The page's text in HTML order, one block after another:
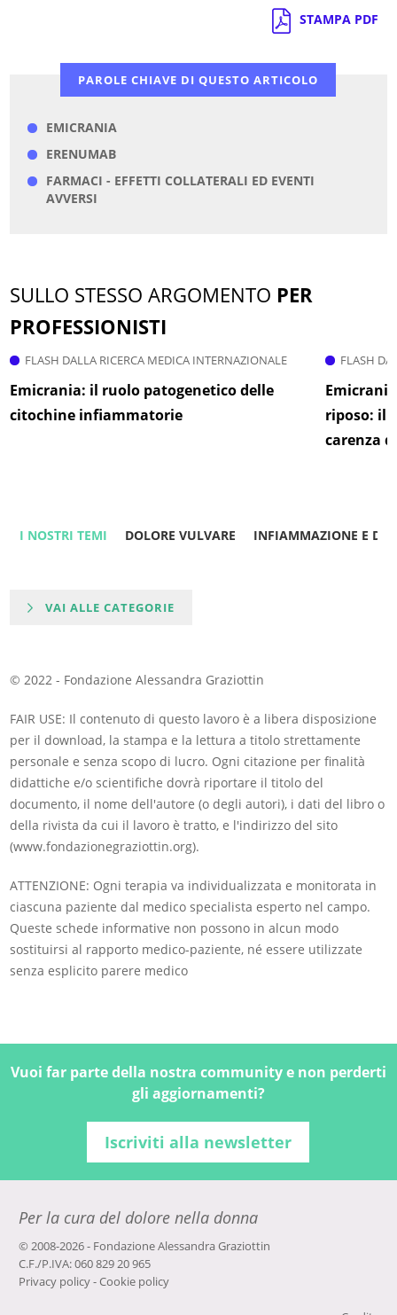
STAMPA PDF
PAROLE CHIAVE DI QUESTO ARTICOLO
EMICRANIA
ERENUMAB
FARMACI - EFFETTI COLLATERALI ED EVENTI
AVVERSI
SULLO STESSO ARGOMENTO PER
PROFESSIONISTI
FLASH DALLA RICERCA MEDICA INTERNAZIONALE
Emicrania: il ruolo patogenetico delle
citochine infiammatorie
FLASH
riposo: il
carenza
I NOSTRI TEMI DOLORE VULVARE INFIAMMAZIONE E
VAI ALLE CATEGORIE
© 2022 - Fondazione Alessandra Graziottin
FAIR USE: Il contenuto di questo lavoro è a libera disposizione
per il download, la stampa e la lettura a titolo strettamente
personale e senza scopo di lucro. Ogni citazione per finalità
didattiche e/o scientifiche dovrà riportare il titolo del
documento, il nome dell'autore (o degli autori), i dati del libro o
della rivista da cui il lavoro è tratto, e l'indirizzo del sito
(www.fondazionegraziottin.org).
ATTENZIONE: Ogni terapia va individualizzata e monitorata in
ciascuna paziente dal medico specialista esperto nel campo.
Queste schede informative non possono in alcun modo
sostituirsi al rapporto medico-paziente, né essere utilizzate
senza esplicito parere medico
Vuoi far parte della nostra community e non perderti
gli aggiornamenti?
Iscriviti alla newsletter
Per la cura del dolore nella donna
© 2008-2026 - Fondazione Alessandra Graziottin
C.F./P.IVA: 060 829 20 965
Privacy policy-Cookie policy